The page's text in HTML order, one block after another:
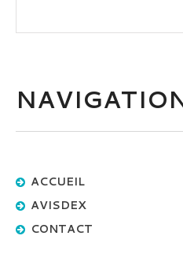
ACCUEIL
AVISDEX
CONTACT